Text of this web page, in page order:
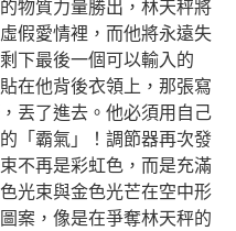
物質力量勝出，林天秤將
假愛情裡，而他將永遠失
下最後一個可以輸入的
在他背後衣領上，那張寫
丟了進去。他必須用自己
「霸氣」！調節器再次發
不再是彩虹色，而是充滿
光束與金色光芒在空中形
案，像是在爭奪林天秤的